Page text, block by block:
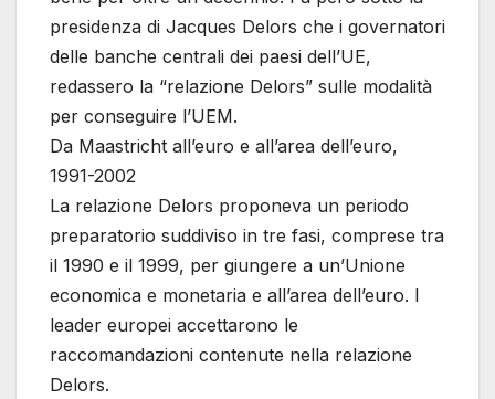
presidenza di Jacques Delors che i governatori
delle banche centrali dei paesi dell’UE,
redassero la “relazione Delors” sulle modalità
per conseguire l’UEM.
Da Maastricht all’euro e all’area dell’euro,
1991-2002
La relazione Delors proponeva un periodo
preparatorio suddiviso in tre fasi, comprese tra
il 1990 e il 1999, per giungere a un’Unione
economica e monetaria e all’area dell’euro. I
leader europei accettarono le
raccomandazioni contenute nella relazione
Delors.